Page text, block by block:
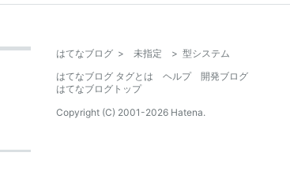
はてなブログ > 未指定 > 型システム
はてなブログ タグとは
ヘルプ
開発ブログ
はてなブログトップ
Copyright (C) 2001-2026 Hatena.